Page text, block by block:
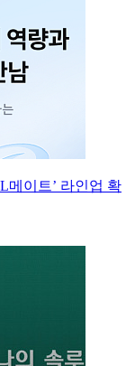
메이트’ 라인업 확